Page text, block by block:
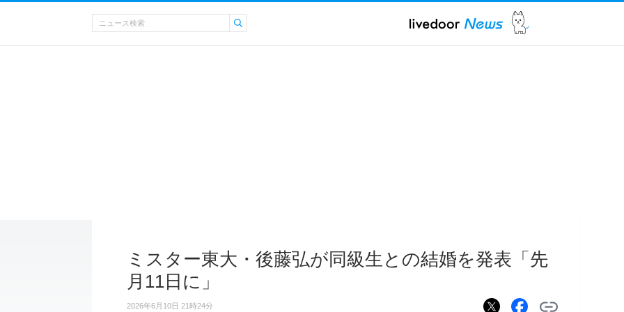
ミスター東大・後藤弘が同級生との結婚を発表「先
月11日に」
2026年6月10日 21時24分